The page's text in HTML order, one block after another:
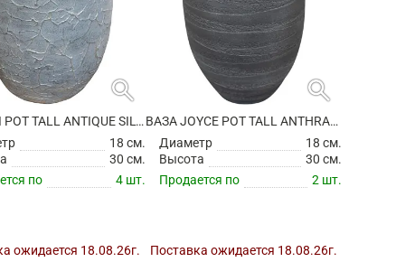
search
ВАЗА EVI POT TALL ANTIQUE SILVER
18 см.
30 см.
по
4 шт.
ожидается 18.08.26г.
search
ВАЗА JOYCE POT TALL ANTHRACITE
Диаметр
18 см.
Высота
30 см.
Продается по
2 шт.
Поставка ожидается 18.08.26г.